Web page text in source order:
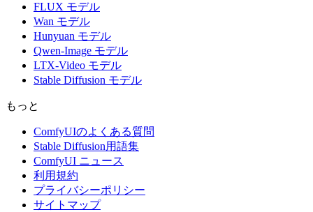
FLUX モデル
Wan モデル
Hunyuan モデル
Qwen-Image モデル
LTX-Video モデル
Stable Diffusion モデル
もっと
ComfyUIのよくある質問
Stable Diffusion用語集
ComfyUI ニュース
利用規約
プライバシーポリシー
サイトマップ